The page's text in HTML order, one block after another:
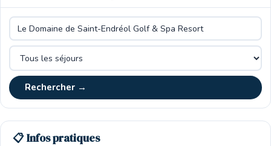
Rechercher →
📋 Infos pratiques